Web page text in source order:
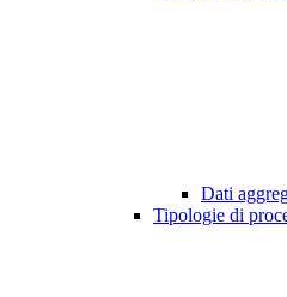
Dati
Tipologie di